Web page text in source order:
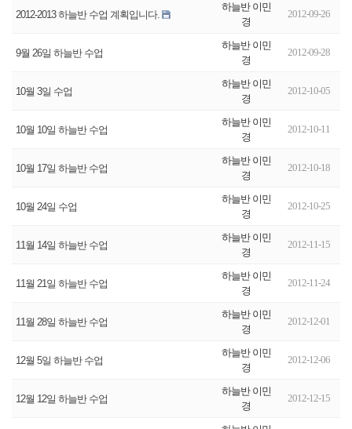
2012-2013 하늘반 수업 계획입니다.
하늘반 이민
경
2012-09-26
9월 26일 하늘반 수업
하늘반 이민
경
2012-09-28
10월 3일 수업
하늘반 이민
경
2012-10-05
10월 10일 하늘반 수업
하늘반 이민
경
2012-10-11
10월 17일 하늘반 수업
하늘반 이민
경
2012-10-18
10월 24일 수업
하늘반 이민
경
2012-10-25
11월 14일 하늘반 수업
하늘반 이민
경
2012-11-15
11월 21일 하늘반 수업
하늘반 이민
경
2012-11-24
11월 28일 하늘반 수업
하늘반 이민
경
2012-12-01
12월 5일 하늘반 수업
하늘반 이민
경
2012-12-06
12월 12일 하늘반 수업
하늘반 이민
경
2012-12-15